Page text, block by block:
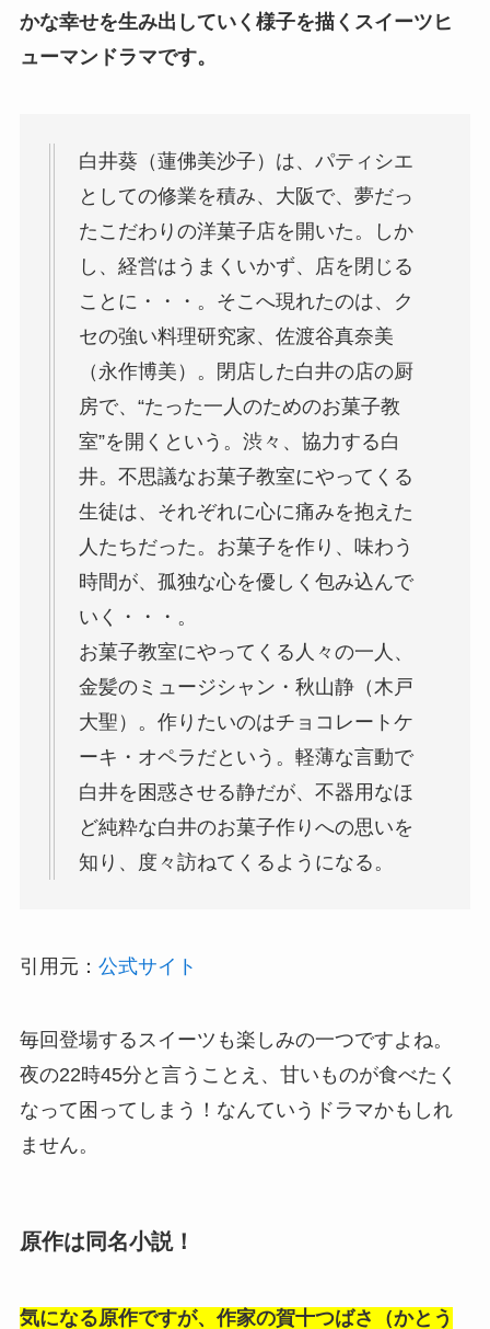
かな幸せを生み出していく様子を描くスイーツヒ
ューマンドラマです。
白井葵（蓮佛美沙子）は、パティシエ
としての修業を積み、大阪で、夢だっ
たこだわりの洋菓子店を開いた。しか
し、経営はうまくいかず、店を閉じる
ことに・・・。そこへ現れたのは、ク
セの強い料理研究家、佐渡谷真奈美
（永作博美）。閉店した白井の店の厨
房で、“たった一人のためのお菓子教
室”を開くという。渋々、協力する白
井。不思議なお菓子教室にやってくる
生徒は、それぞれに心に痛みを抱えた
人たちだった。お菓子を作り、味わう
時間が、孤独な心を優しく包み込んで
いく・・・。
お菓子教室にやってくる人々の一人、
金髪のミュージシャン・秋山静（木戸
大聖）。作りたいのはチョコレートケ
ーキ・オペラだという。軽薄な言動で
白井を困惑させる静だが、不器用なほ
ど純粋な白井のお菓子作りへの思いを
知り、度々訪ねてくるようになる。
引用元： 公式サイト
毎回登場するスイーツも楽しみの一つですよね。
夜の22時45分と言うことえ、甘いものが食べたく
なって困ってしまう！なんていうドラマかもしれ
ません。
原作は同名小説！
気になる原作ですが、作家の賀十つばさ（かとう